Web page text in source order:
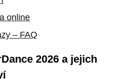
online
– FAQ
2026 a jejich